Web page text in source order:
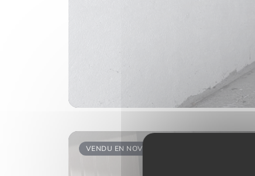
VENDU EN NOVEMBRE 2022